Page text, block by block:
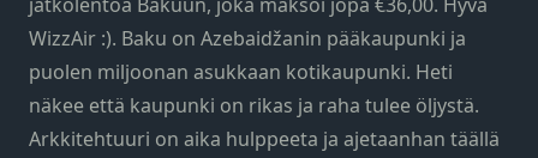
WizzAir :). Baku on Azebaidžanin pääkaupunki ja
puolen miljoonan asukkaan kotikaupunki. Heti
näkee että kaupunki on rikas ja raha tulee öljystä.
Arkkitehtuuri on aika hulppeeta ja ajetaanhan täällä